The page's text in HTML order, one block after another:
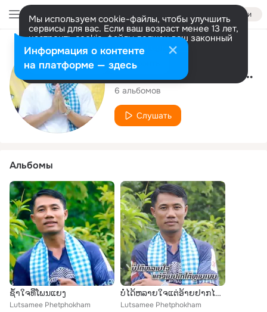
Войти
Мы используем cookie-файлы, чтобы улучшить
сервисы для вас. Если ваш возраст менее 13 лет,
настроить cookie-файлы должен ваш законный
представитель. Больше информации
Разрешить все Настроить
Исполнитель
Lutsamee Phetphokham
6 альбомов
Слушать
Альбомы
ຊໍ້າໃຈທີ່ໂພນແຍງ
Lutsamee Phetphokham
ບໍ່ໄດ້ຫລາຍໃຈແຕ່ອ້າຍຢາກໄດ້ຫຼາຍເມຍ
Lutsamee Phetphokham
Информация о контенте
на платформе — здесь